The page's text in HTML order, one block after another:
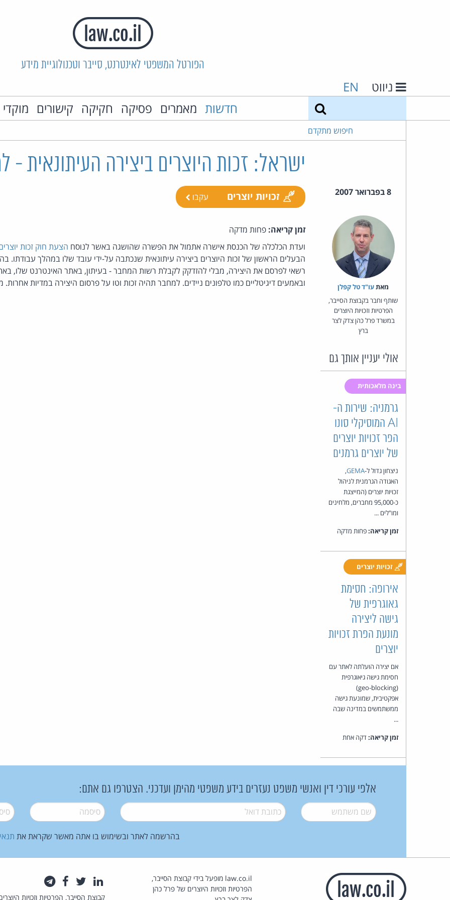
הפורטל המשפטי לאינטרנט, סייבר וטכנולוגיית מידע
ניווט EN
חדשות מאמרים פסיקה חקיקה קישורים
חיפוש מתקדם
ישראל: זכות היוצרים ביצירה העיתונאית -
8 בפברואר 2007 זכויות יוצרים עקבו
מאת‏עו"ד טל קפלן
שותף וחבר בקבוצת הסייבר,
הפרטיות וזכויות היוצרים
במשרד פרל כהן צדק לצר
ברץ
אולי יעניין אותך גם
בינה מלאכותית
גרמניה: שירות ה-
AI המוסיקלי סונו
הפר זכויות יוצרים
של יוצרים גרמנים
ניצחון גדול ל-GEMA
,
האגודה הגרמנית לניהול
זכויות יוצרים (המייצגת
כ-95,000 מחברים, מלחינים
ומו"לים ...
זמן קריאה:פחות מדקה
זכויות יוצרים
אירופה: חסימת
גאוגרפית של
גישה ליצירה
מונעת הפרת זכויות
יוצרים
אם יצירה הועלתה לאתר עם
חסימת גישה גיאוגרפית
(geo-blocking)
אפקטיבית, שמונעת גישה
ממשתמשים במדינה שבה
...
זמן קריאה:דקה אחת
זמן קריאה: פחות מדקה
ועדת הכלכלה של הכנסת אישרה אתמול את הפשרה שהושגה באשר לנוסח הצעת חוק זכות
הבעלים הראשון של זכות היוצרים ביצירה עיתונאית שנכתבה על-ידי עובד שלו במהלך עבודתו.
רשאי לפרסם את היצירה, מבלי להזדקק לקבלת רשות המחבר - בעיתון, באתר האינטרנט שלו,
ובאמעים דיגיטליים כמו טלפונים ניידים. למחבר תהיה זכות וטו על פרסום היצירה במדיות אחרות.
אלפי עורכי דין ואנשי משפט נעזרים בידע משפטי מהימן ועדכני. הצטרפו גם אתם:
שם משתמש* דואל* סיסמה*
בהרשמה לאתר ובשימוש בו אתה מאשר שקראת את
law.co.il מופעל בידי קבוצת הסייבר,
הפרטיות וזכויות היוצרים של פרל כהן
לינקדאין
טוויטרפייסבוק
קבוצת הסייבר, הפרטיות וזכויות